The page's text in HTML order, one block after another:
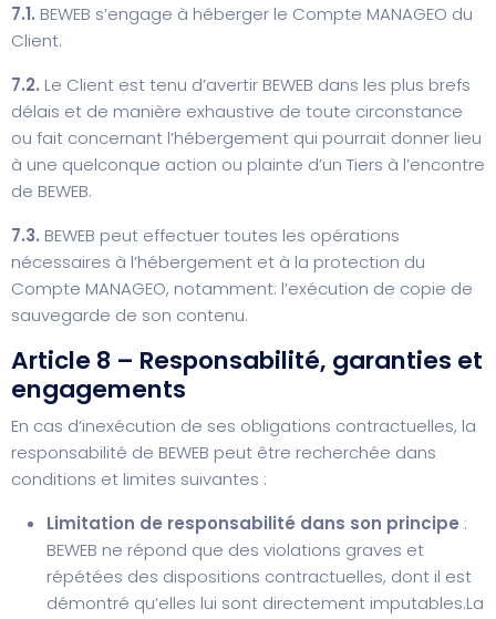
7.1. BEWEB s’engage à héberger le Compte MANAGEO du
Client.
7.2. Le Client est tenu d’avertir BEWEB dans les plus brefs
délais et de manière exhaustive de toute circonstance
ou fait concernant l’hébergement qui pourrait donner lieu
à une quelconque action ou plainte d’un Tiers à l’encontre
de BEWEB.
7.3. BEWEB peut effectuer toutes les opérations
nécessaires à l’hébergement et à la protection du
Compte MANAGEO, notamment: l’exécution de copie de
sauvegarde de son contenu.
Article 8 – Responsabilité, garanties et
engagements
En cas d’inexécution de ses obligations contractuelles, la
responsabilité de BEWEB peut être recherchée dans
conditions et limites suivantes :
Limitation de responsabilité dans son principe :
BEWEB ne répond que des violations graves et
répétées des dispositions contractuelles, dont il est
démontré qu’elles lui sont directement imputables.La